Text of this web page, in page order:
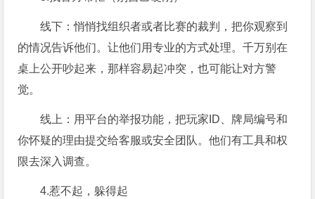
线下：悄悄找组织者或者比赛的裁判，把你观察到
的情况告诉他们。让他们用专业的方式处理。千万别在
桌上公开吵起来，那样容易起冲突，也可能让对方警
觉。
线上：用平台的举报功能，把玩家ID、牌局编号和
你怀疑的理由提交给客服或安全团队。他们有工具和权
限去深入调查。
4.惹不起，躲得起